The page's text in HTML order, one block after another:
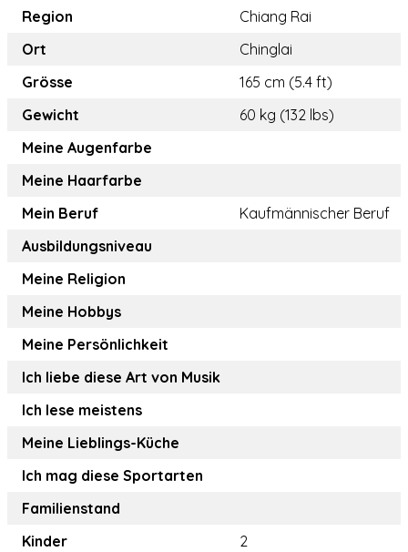
Region
Chiang Rai
Ort
Chinglai
Grösse
165 cm (5.4 ft)
Gewicht
60 kg (132 lbs)
Meine Augenfarbe
Meine Haarfarbe
Mein Beruf
Kaufmännischer Beruf
Ausbildungsniveau
Meine Religion
Meine Hobbys
Meine Persönlichkeit
Ich liebe diese Art von Musik
Ich lese meistens
Meine Lieblings-Küche
Ich mag diese Sportarten
Familienstand
Kinder
2